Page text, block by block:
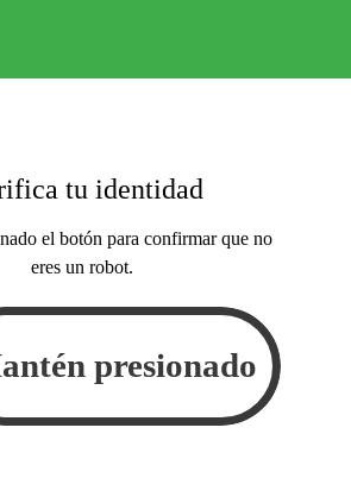
tu identidad
el botón para confirmar que no
eres un robot.